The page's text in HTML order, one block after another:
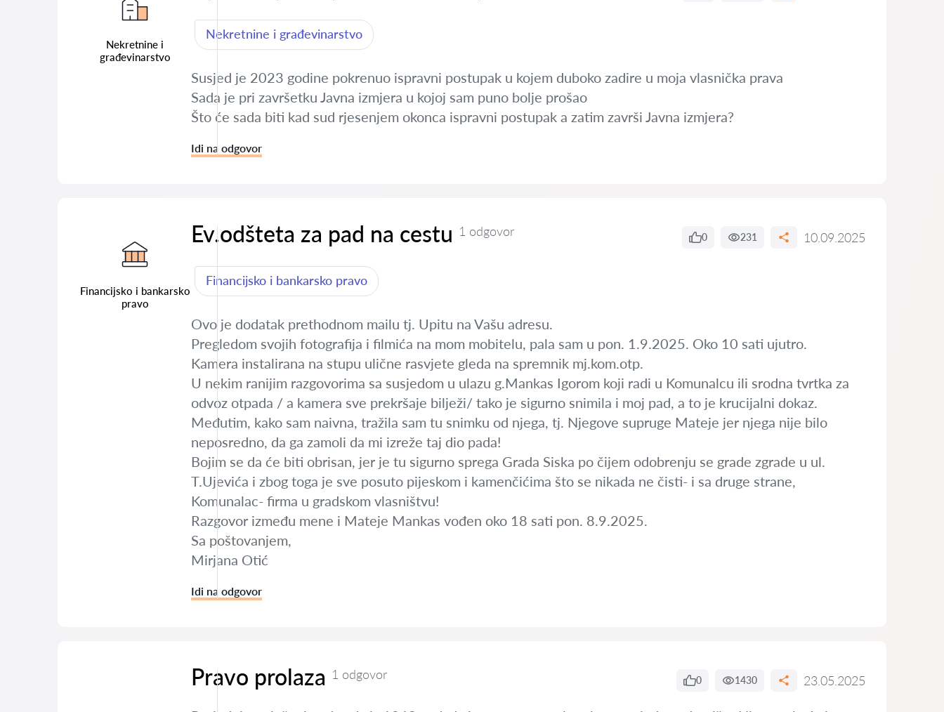
Nekretnine i
građevinarstvo
Nekretnine i građevinarstvo
Susjed je 2023 godine pokrenuo ispravni postupak u kojem duboko zadire u moja vlasnička prava
Sada je pri završetku Javna izmjera u kojoj sam puno bolje prošao
Što će sada biti kad sud rjesenjem okonca ispravni postupak a zatim završi Javna izmjera?
Idi na odgovor
Financijsko i bankarsko
pravo
Ev.odšteta za pad na cestu 1 odgovor 0 231 10.09.2025
Financijsko i bankarsko pravo
Ovo je dodatak prethodnom mailu tj. Upitu na Vašu adresu.
Pregledom svojih fotografija i filmića na mom mobitelu, pala sam u pon. 1.9.2025. Oko 10 sati ujutro.
Kamera instalirana na stupu ulične rasvjete gleda na spremnik mj.kom.otp.
U nekim ranijim razgovorima sa susjedom u ulazu g.Mankas Igorom koji radi u Komunalcu ili srodna tvrtka za
odvoz otpada / a kamera sve prekršaje bilježi/ tako je sigurno snimila i moj pad, a to je krucijalni dokaz.
Međutim, kako sam naivna, tražila sam tu snimku od njega, tj. Njegove supruge Mateje jer njega nije bilo
neposredno, da ga zamoli da mi izreže taj dio pada!
Bojim se da će biti obrisan, jer je tu sigurno sprega Grada Siska po čijem odobrenju se grade zgrade u ul.
T.Ujevića i zbog toga je sve posuto pijeskom i kamenčićima što se nikada ne čisti- i sa druge strane,
Komunalac- firma u gradskom vlasništvu!
Razgovor između mene i Mateje Mankas vođen oko 18 sati pon. 8.9.2025.
Sa poštovanjem,
Mirjana Otić
Idi na odgovor
Pravo prolaza 1 odgovor 0 1430 23.05.2025